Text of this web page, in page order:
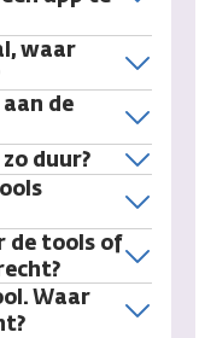
waar
de
duur?
de tools of
Waar